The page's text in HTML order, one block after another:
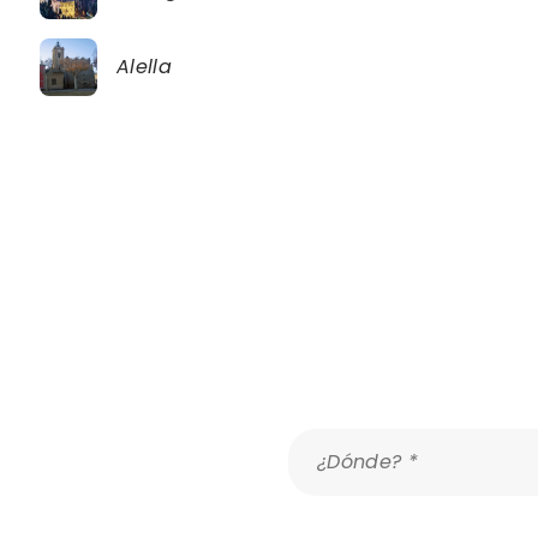
¿Dónde? *
Alella